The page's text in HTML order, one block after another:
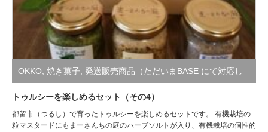
OKKO, 焼き菓子, 発送販売商品（ただいまBASE にて対応し
ております。ホームのバーナーよりお進みください。）
トゥルシーを楽しめるセット（その4）
都留市（つるし）で育ったトゥルシーを楽しめるセットです。 有機栽培の
粒マスタードにもまーさんちの庭のハーブソルトが入り、有機栽培の個性的